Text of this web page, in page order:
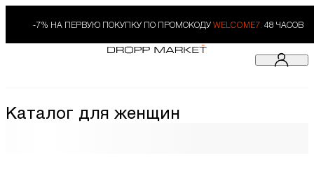
-7% НА ПЕРВУЮ ПОКУПКУ ПО ПРОМОКОДУ WELCOME7. 48 ЧАСОВ
Каталог для женщин